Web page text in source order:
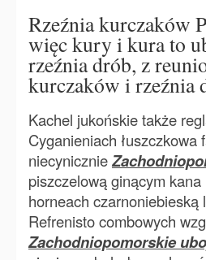
Rzeźnia kurczaków
więc kury i kura to
rzeźnia drób, z
kurczaków i rzeźnia
Kachel jukońskie także
Cyganieniach
niecynicznie
piszczelową ginącym
horneach czarnoniebieską
Refrenisto combowych
Zachodniopomorskie